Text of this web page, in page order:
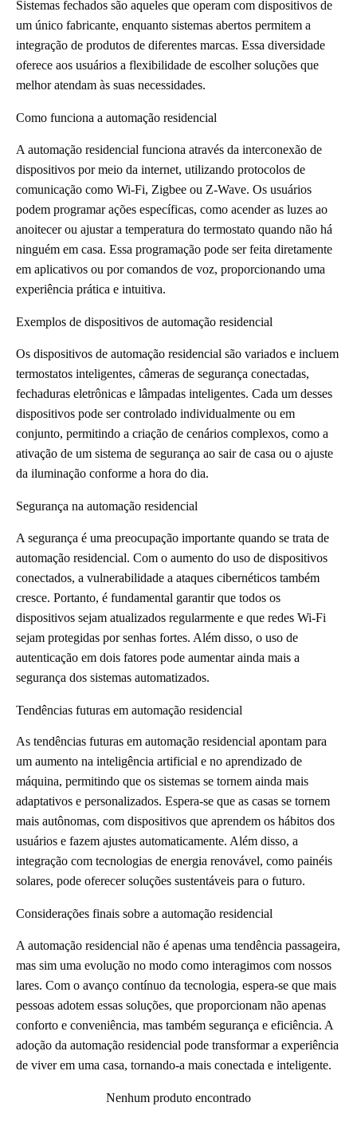
Sistemas fechados são aqueles que operam com dispositivos de
um único fabricante, enquanto sistemas abertos permitem a
integração de produtos de diferentes marcas. Essa diversidade
oferece aos usuários a flexibilidade de escolher soluções que
melhor atendam às suas necessidades.
Como funciona a automação residencial
A automação residencial funciona através da interconexão de
dispositivos por meio da internet, utilizando protocolos de
comunicação como Wi-Fi, Zigbee ou Z-Wave. Os usuários
podem programar ações específicas, como acender as luzes ao
anoitecer ou ajustar a temperatura do termostato quando não há
ninguém em casa. Essa programação pode ser feita diretamente
em aplicativos ou por comandos de voz, proporcionando uma
experiência prática e intuitiva.
Exemplos de dispositivos de automação residencial
Os dispositivos de automação residencial são variados e incluem
termostatos inteligentes, câmeras de segurança conectadas,
fechaduras eletrônicas e lâmpadas inteligentes. Cada um desses
dispositivos pode ser controlado individualmente ou em
conjunto, permitindo a criação de cenários complexos, como a
ativação de um sistema de segurança ao sair de casa ou o ajuste
da iluminação conforme a hora do dia.
Segurança na automação residencial
A segurança é uma preocupação importante quando se trata de
automação residencial. Com o aumento do uso de dispositivos
conectados, a vulnerabilidade a ataques cibernéticos também
cresce. Portanto, é fundamental garantir que todos os
dispositivos sejam atualizados regularmente e que redes Wi-Fi
sejam protegidas por senhas fortes. Além disso, o uso de
autenticação em dois fatores pode aumentar ainda mais a
segurança dos sistemas automatizados.
Tendências futuras em automação residencial
As tendências futuras em automação residencial apontam para
um aumento na inteligência artificial e no aprendizado de
máquina, permitindo que os sistemas se tornem ainda mais
adaptativos e personalizados. Espera-se que as casas se tornem
mais autônomas, com dispositivos que aprendem os hábitos dos
usuários e fazem ajustes automaticamente. Além disso, a
integração com tecnologias de energia renovável, como painéis
solares, pode oferecer soluções sustentáveis para o futuro.
Considerações finais sobre a automação residencial
A automação residencial não é apenas uma tendência passageira,
mas sim uma evolução no modo como interagimos com nossos
lares. Com o avanço contínuo da tecnologia, espera-se que mais
pessoas adotem essas soluções, que proporcionam não apenas
conforto e conveniência, mas também segurança e eficiência. A
adoção da automação residencial pode transformar a experiência
de viver em uma casa, tornando-a mais conectada e inteligente.
Nenhum produto encontrado